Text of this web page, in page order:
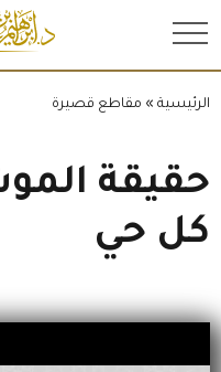
الرئيسية » مقاطع قصيرة
حقيقة
كل حي